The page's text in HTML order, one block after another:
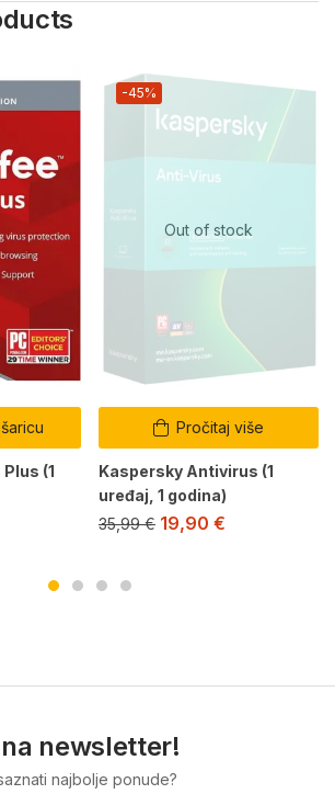
(1
Out of stock
Pročitaj više
-45%
Kaspersky Antivirus (1
uređaj, 1 godina)
35,99€ 19,90 €
newsletter!
najbolje ponude?